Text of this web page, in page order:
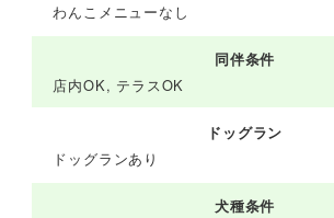
わんこメニューなし
同伴条件
店内OK, テラスOK
ドッグラン
ドッグランあり
犬種条件